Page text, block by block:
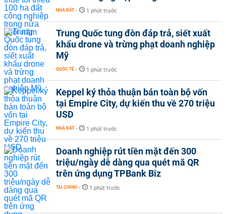
NHÀ ĐẤT - 1 phút trước
Trung Quốc tung đòn đáp trả, siết xuất
khẩu drone và trừng phạt doanh nghiệp
Mỹ
QUỐC TẾ - 1 phút trước
Keppel ký thỏa thuận bán toàn bộ vốn
tại Empire City, dự kiến thu về 270 triệu
USD
NHÀ ĐẤT - 1 phút trước
Doanh nghiệp rút tiền mặt đến 300
triệu/ngày dễ dàng qua quét mã QR
trên ứng dụng TPBank Biz
TÀI CHÍNH - 1 phút trước